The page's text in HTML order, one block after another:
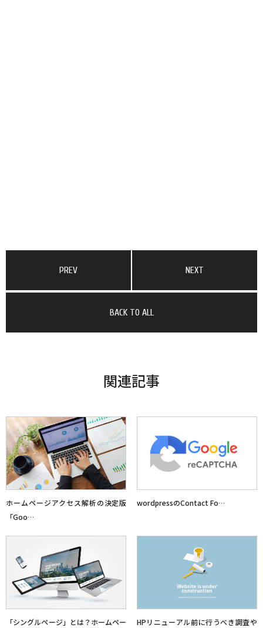
PREV NEXT
BACK TO ALL
関連記事
ホームページアクセス解析の決定版
「Goo…
wordpressのContact Fo…
「シングルページ」とは？ホームペー
HPリニューアル前に行うべき調査や